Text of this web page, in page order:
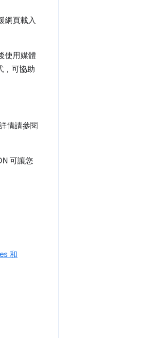
網頁載入
使用媒體
，可協助
情請參閱
可讓您
和